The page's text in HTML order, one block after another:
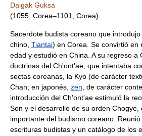
Daigak Guksa
(1055, Corea–1101, Corea).
Sacerdote budista coreano que introdujo
chino, Tiantai) en Corea. Se convirtió en
edad y estudió en China. A su regreso a
doctrinas del Ch'ont'ae, que intentaba
sectas coreanas, la Kyo (de carácter
Chan; en japonés, zen , de carácter
introducción del Ch'ont'ae estimuló la
Son y el desarrollo de su orden Chogye,
importante del budismo coreano.
escrituras budistas y un catálogo de los